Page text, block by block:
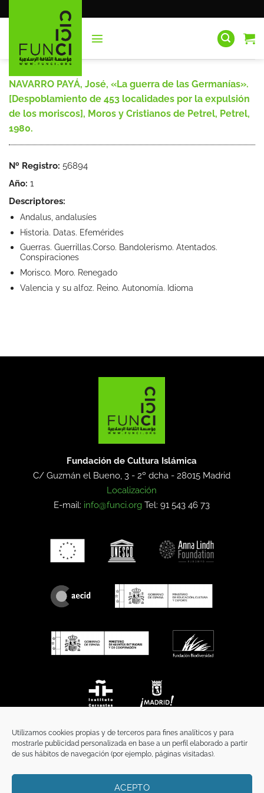
Utilizamos cookies propias y de terceros para fines analíticos y para
mostrarle publicidad personalizada en base a un perfil elaborado a partir
de sus hábitos de navegación (por ejemplo, páginas visitadas).
ACEPTO
al
NAVARRO PAYÁ, José, «La guerra de las Germanías».
[Despoblamiento de 453 localidades por la expulsión
de los moriscos], Moros y Cristianos de Petrel, Petrel,
1980.
Nº Registro: 56894
Año: 1
Descriptores:
Andalus, andalusíes
Historia. Datas. Efemérides
Guerras. Guerrillas.Corso. Bandolerismo. Atentados.
Conspiraciones
Morisco. Moro. Renegado
Valencia y su alfoz. Reino. Autonomía. Idioma
Fundación de Cultura Islámica
C/ Guzmán el Bueno, 3 - 2º dcha -28015 Madrid
Localización
E-mail: info@funci.org Tel: 91 543 46 73